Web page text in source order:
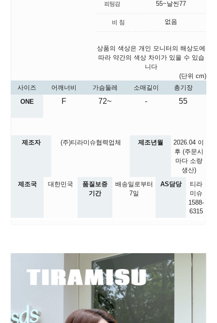
55~날씬77
없음
상품의 색상은 개인 모니터의 해상도에
따라 약간의 색상 차이가 있을 수 있습
니다
(단위 cm)
사이즈
어깨너비 가슴둘레 소매길이
총기장
ONE
F 72~ - 55
제조자 (주)티라미슈협력업체 제조년월 2026.04 이
후 (주문시
마다 소량
생산)
제조국
대한민국
품질보증
기간
배송일로부터
7일
AS담당
티라
미슈
1588-
6315